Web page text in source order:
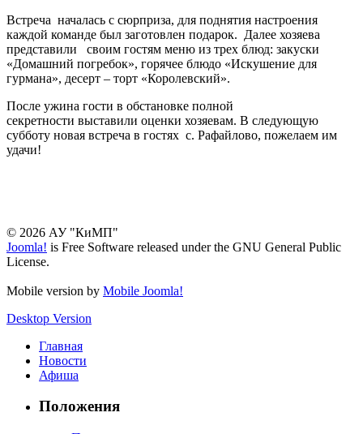
Встреча началась с сюрприза, для поднятия настроения
каждой команде был заготовлен подарок. Далее хозяева
представили своим гостям меню из трех блюд: закуски
«Домашний погребок», горячее блюдо «Искушение для
гурмана», десерт – торт «Королевский».
После ужина гости в обстановке полной
секретности выставили оценки хозяевам. В следующую
субботу новая встреча в гостях с. Рафайлово, пожелаем им
удачи!
© 2026 АУ "КиМП"
Joomla! is Free Software released under the GNU General Public
License.
Mobile version by Mobile Joomla!
Desktop Version
Главная
Новости
Афиша
Положения